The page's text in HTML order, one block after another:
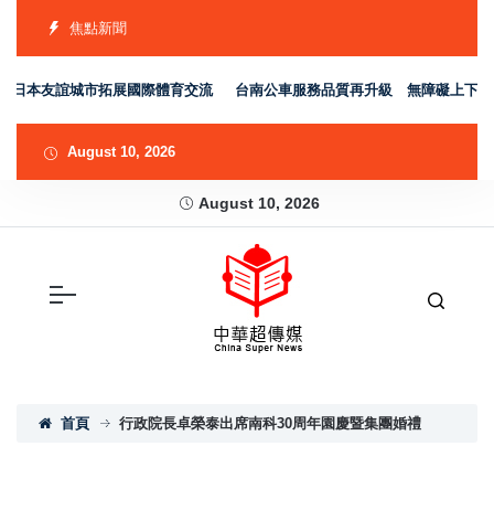
焦點新聞
本友誼城市拓展國際體育交流 台南公車服務品質再升級 無障礙上下車
August 10, 2026
August 10, 2026
首頁 行政院長卓榮泰出席南科30周年園慶暨集團婚禮